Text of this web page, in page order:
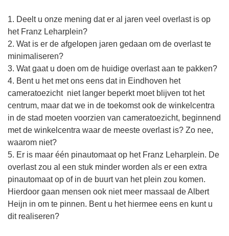
1. Deelt u onze mening dat er al jaren veel overlast is op
het Franz Leharplein?
2. Wat is er de afgelopen jaren gedaan om de overlast te
minimaliseren?
3. Wat gaat u doen om de huidige overlast aan te pakken?
4. Bent u het met ons eens dat in Eindhoven het
cameratoezicht niet langer beperkt moet blijven tot het
centrum, maar dat we in de toekomst ook de winkelcentra
in de stad moeten voorzien van cameratoezicht, beginnend
met de winkelcentra waar de meeste overlast is? Zo nee,
waarom niet?
5. Er is maar één pinautomaat op het Franz Leharplein. De
overlast zou al een stuk minder worden als er een extra
pinautomaat op of in de buurt van het plein zou komen.
Hierdoor gaan mensen ook niet meer massaal de Albert
Heijn in om te pinnen. Bent u het hiermee eens en kunt u
dit realiseren?